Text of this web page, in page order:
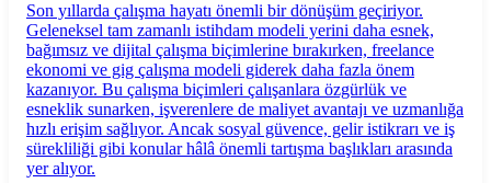
Son yıllarda çalışma hayatı önemli bir dönüşüm geçiriyor.
Geleneksel tam zamanlı istihdam modeli yerini daha esnek,
bağımsız ve dijital çalışma biçimlerine bırakırken, freelance
ekonomi ve gig çalışma modeli giderek daha fazla önem
kazanıyor. Bu çalışma biçimleri çalışanlara özgürlük ve
esneklik sunarken, işverenlere de maliyet avantajı ve uzmanlığa
hızlı erişim sağlıyor. Ancak sosyal güvence, gelir istikrarı ve iş
sürekliliği gibi konular hâlâ önemli tartışma başlıkları arasında
yer alıyor.